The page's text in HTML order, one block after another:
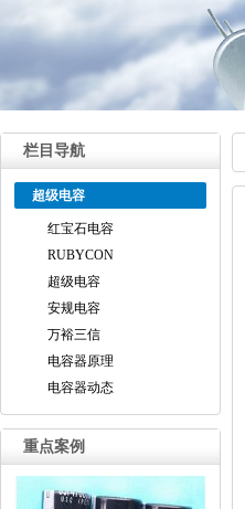
栏目导航
超级电容
红宝石电容
RUBYCON
超级电容
安规电容
万裕三信
电容器原理
电容器动态
重点案例